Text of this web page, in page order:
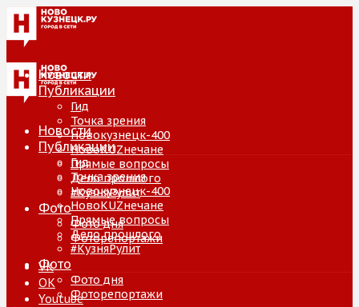
Новости
Публикации
Гид
Точка зрения
Новокузнецк-400
НовоKUZнечане
Прямые вопросы
Дело прошлого
#КузняРулит
Фото
Фото дня
Фоторепортажи
VK
ОК
Youtube
Новости
Публикации
Гид
Точка зрения
Новокузнецк-400
НовоKUZнечане
Прямые вопросы
Дело прошлого
#КузняРулит
Фото
Фото дня
Фоторепортажи